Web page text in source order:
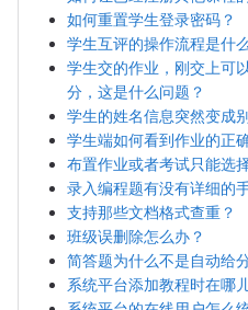
如何重置学生登录密码？
学生互评的操作流程是什
学生交的作业，刚交上可
分，这是什么问题？
学生的姓名信息突然变成
学生端如何看到作业的正
布置作业或者考试只能选
录入编程题有没有详细的
支持那些文档格式查重？
班级误删除怎么办？
简答题为什么不是自动给
系统平台添加教程时在哪